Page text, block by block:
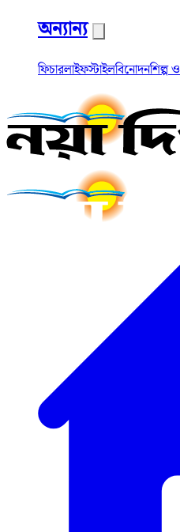
অন্যান্য
ফিচারলাইফস্টাইলবিনোদনশিল্প